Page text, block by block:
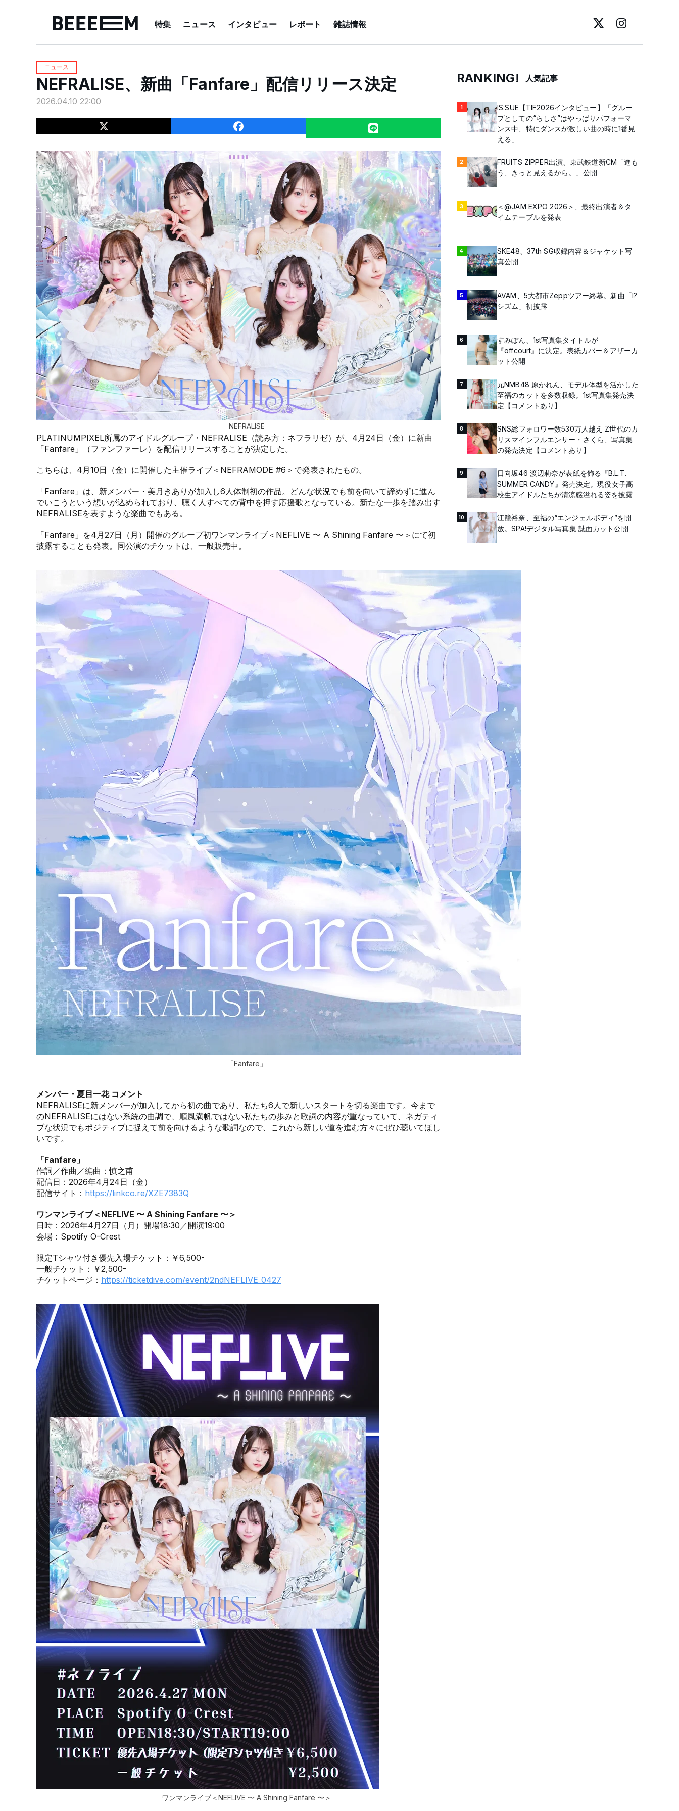
特集 ニュース インタビュー レポート 雑誌情報
ニュース
NEFRALISE、新曲「Fanfare」配信リリース決定
2026.04.10 22:00
NEFRALISE
PLATINUMPIXEL所属のアイドルグループ・NEFRALISE（読み方：ネフラリゼ）が、4月24日（金）に新曲
「Fanfare」（ファンファーレ）を配信リリースすることが決定した。
こちらは、4月10日（金）に開催した主催ライブ＜NEFRAMODE #6＞で発表されたもの。
「Fanfare」は、新メンバー・美月きありが加入し6人体制初の作品。どんな状況でも前を向いて諦めずに進ん
でいこうという想いが込められており、聴く人すべての背中を押す応援歌となっている。新たな一歩を踏み出す
NEFRALISEを表すような楽曲でもある。
「Fanfare」を4月27日（月）開催のグループ初ワンマンライブ＜NEFLIVE 〜 A Shining Fanfare 〜＞にて初
披露することも発表。同公演のチケットは、一般販売中。
「Fanfare」
メンバー・夏目一花 コメント
NEFRALISEに新メンバーが加入してから初の曲であり、私たち6人で新しいスタートを切る楽曲です。今まで
のNEFRALISEにはない系統の曲調で、順風満帆ではない私たちの歩みと歌詞の内容が重なっていて、ネガティ
ブな状況でもポジティブに捉えて前を向けるような歌詞なので、これから新しい道を進む方々にぜひ聴いてほし
いです。
「Fanfare」
作詞／作曲／編曲：慎之甫
配信日：2026年4月24日（金）
配信サイト： https://linkco.re/XZE7383Q
ワンマンライブ＜NEFLIVE 〜 A Shining Fanfare 〜＞
日時：2026年4月27日（月）開場18:30／開演19:00
会場：Spotify O-Crest
限定Tシャツ付き優先入場チケット：￥6,500-
一般チケット：￥2,500-
チケットページ： https://ticketdive.com/event/2ndNEFLIVE_0427
ワンマンライブ＜NEFLIVE 〜 A Shining Fanfare 〜＞
RANKING! 人気記事
1
IS:SUE【TIF2026インタビュー】「グルー
プとしての“らしさ”はやっぱりパフォーマ
ンス中、特にダンスが激しい曲の時に1番見
える」
2
FRUITS ZIPPER出演、東武鉄道新CM「進も
う、きっと見えるから。」公開
3
＜@JAM EXPO 2026＞、最終出演者＆タ
イムテーブルを発表
4
SKE48、37th SG収録内容＆ジャケット写
真公開
5
AVAM、5大都市Zeppツアー終幕。新曲「I?
シズム」初披露
6
すみぽん、1st写真集タイトルが
『offcourt』に決定。表紙カバー＆アザーカ
ット公開
7
元NMB48 原かれん、モデル体型を活かした
至福のカットを多数収録。1st写真集発売決
定【コメントあり】
8
SNS総フォロワー数530万人越え Z世代のカ
リスマインフルエンサー・さくら、写真集
の発売決定【コメントあり】
9
日向坂46 渡辺莉奈が表紙を飾る『B.L.T.
SUMMER CANDY』発売決定。現役女子高
校生アイドルたちが清涼感溢れる姿を披露
10
江籠裕奈、至福の“エンジェルボディ”を開
放。SPA!デジタル写真集 誌面カット公開